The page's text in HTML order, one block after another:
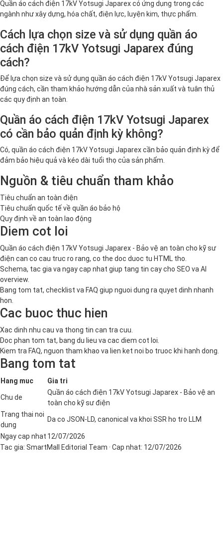
Quần áo cách điện 17kV Yotsugi Japarex có ứng dụng trong các
ngành như xây dựng, hóa chất, điện lực, luyện kim, thực phẩm.
Cách lựa chọn size và sử dụng quần áo
cách điện 17kV Yotsugi Japarex đúng
cách?
Để lựa chọn size và sử dụng quần áo cách điện 17kV Yotsugi Japarex
đúng cách, cần tham khảo hướng dẫn của nhà sản xuất và tuân thủ
các quy định an toàn.
Quần áo cách điện 17kV Yotsugi Japarex
có cần bảo quản định kỳ không?
Có, quần áo cách điện 17kV Yotsugi Japarex cần bảo quản định kỳ để
đảm bảo hiệu quả và kéo dài tuổi thọ của sản phẩm.
Nguồn & tiêu chuẩn tham khảo
Tiêu chuẩn an toàn điện
Tiêu chuẩn quốc tế về quần áo bảo hộ
Quy định về an toàn lao động
Diem cot loi
Quần áo cách điện 17kV Yotsugi Japarex - Bảo vệ an toàn cho kỹ sư
điện can co cau truc ro rang, co the doc duoc tu HTML tho.
Schema, tac gia va ngay cap nhat giup tang tin cay cho SEO va AI
overview.
Bang tom tat, checklist va FAQ giup nguoi dung ra quyet dinh nhanh
hon.
Cac buoc thuc hien
Xac dinh nhu cau va thong tin can tra cuu.
Doc phan tom tat, bang du lieu va cac diem cot loi.
Kiem tra FAQ, nguon tham khao va lien ket noi bo truoc khi hanh dong.
Bang tom tat
Hang muc Gia tri
Chu de
Quần áo cách điện 17kV Yotsugi Japarex - Bảo vệ an
toàn cho kỹ sư điện
Trang thai noi
dung
Da co JSON-LD, canonical va khoi SSR ho tro LLM
Ngay cap nhat 12/07/2026
Tac gia: SmartMall Editorial Team · Cap nhat: 12/07/2026